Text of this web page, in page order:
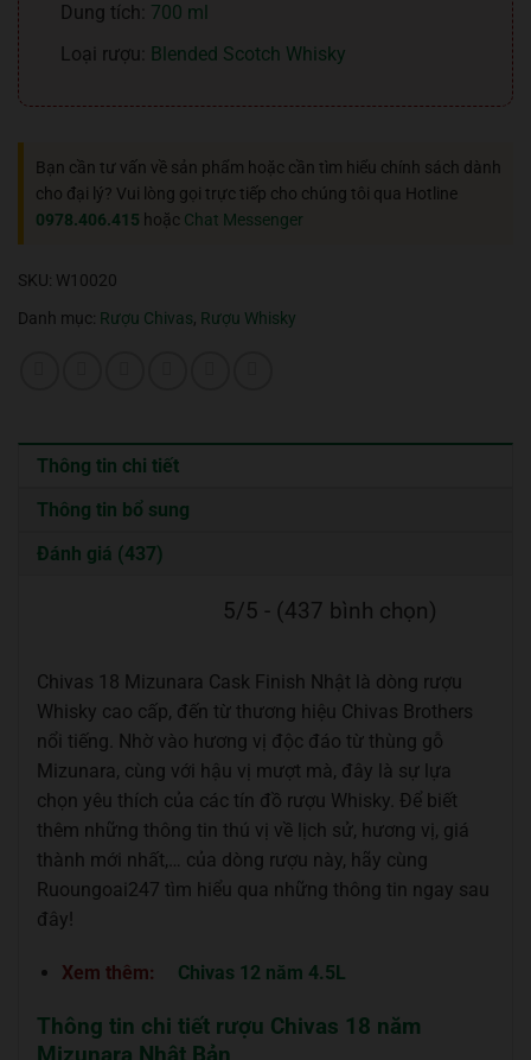
Dung tích: 700 ml
Loại rượu: Blended Scotch Whisky
Bạn cần tư vấn về sản phẩm hoặc cần tìm hiểu chính sách dành
cho đại lý? Vui lòng gọi trực tiếp cho chúng tôi qua Hotline
0978.406.415 hoặc Chat Messenger
SKU: W10020
Danh mục: Rượu Chivas, Rượu Whisky
Thông tin chi tiết
Thông tin bổ sung
Đánh giá (437)
5/5 - (437 bình chọn)
Chivas 18 Mizunara Cask Finish Nhật là dòng rượu
Whisky cao cấp, đến từ thương hiệu Chivas Brothers
nổi tiếng. Nhờ vào hương vị độc đáo từ thùng gỗ
Mizunara, cùng với hậu vị mượt mà, đây là sự lựa
chọn yêu thích của các tín đồ rượu Whisky. Để biết
thêm những thông tin thú vị về lịch sử, hương vị, giá
thành mới nhất,… của dòng rượu này, hãy cùng
Ruoungoai247 tìm hiểu qua những thông tin ngay sau
đây!
Xem thêm: Chivas 12 năm 4.5L
Thông tin chi tiết rượu Chivas 18 năm